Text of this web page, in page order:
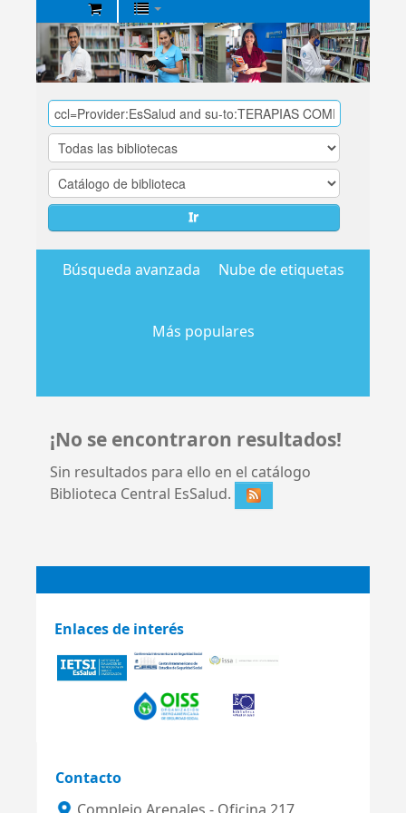
Biblioteca
Central
EsSalud
Ir
Búsqueda avanzada Nube de etiquetas
Más populares
¡No se encontraron resultados!
Sin resultados para ello en el catálogo
Biblioteca Central EsSalud.
Enlaces de interés
Contacto